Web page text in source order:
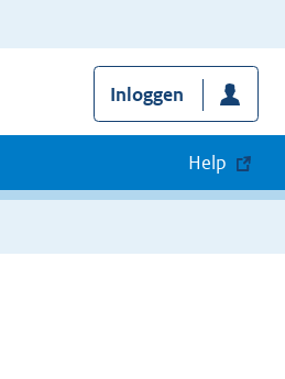
Inloggen
Help